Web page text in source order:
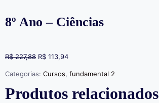
8º Ano – Ciências
R$227,88 R$ 113,94
Categorias: Cursos, fundamental 2
Produtos relacionados